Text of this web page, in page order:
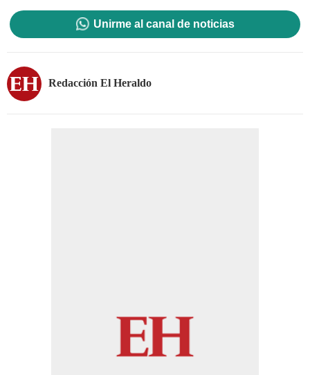
Unirme al canal de noticias
Redacción El Heraldo